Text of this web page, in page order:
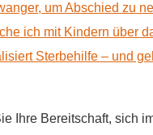
um Abschied zu
ich mit Kindern über
Sterbehilfe – und
Ihre Bereitschaft, sich